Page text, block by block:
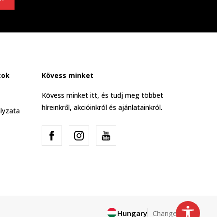
Kövess minket
Kövess minket itt, és tudj meg többet
híreinkről, akcióinkról és ajánlatainkról.
Hungary Change